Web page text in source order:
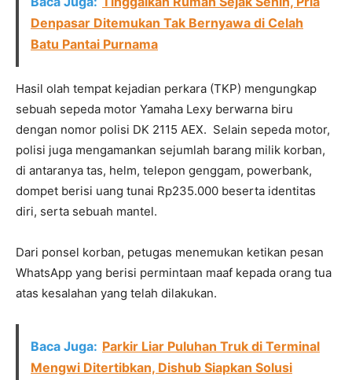
Denpasar Ditemukan Tak Bernyawa di Celah
Batu Pantai Purnama
Hasil olah tempat kejadian perkara (TKP) mengungkap
sebuah sepeda motor Yamaha Lexy berwarna biru
dengan nomor polisi DK 2115 AEX. Selain sepeda motor,
polisi juga mengamankan sejumlah barang milik korban,
di antaranya tas, helm, telepon genggam, powerbank,
dompet berisi uang tunai Rp235.000 beserta identitas
diri, serta sebuah mantel.
Dari ponsel korban, petugas menemukan ketikan pesan
WhatsApp yang berisi permintaan maaf kepada orang tua
atas kesalahan yang telah dilakukan.
Baca Juga: Parkir Liar Puluhan Truk di Terminal
Mengwi Ditertibkan, Dishub Siapkan Solusi